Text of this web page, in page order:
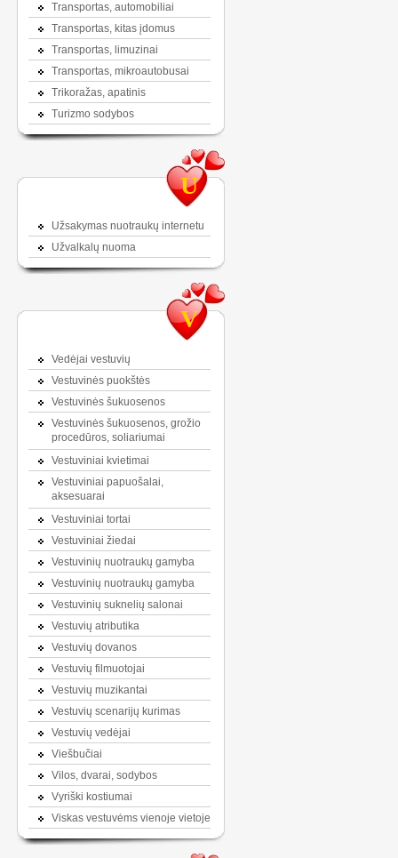
Transportas, automobiliai
Transportas, kitas įdomus
Transportas, limuzinai
Transportas, mikroautobusai
Trikoražas, apatinis
Turizmo sodybos
U
Užsakymas nuotraukų internetu
Užvalkalų nuoma
V
Vedėjai vestuvių
Vestuvinės puokštės
Vestuvinės šukuosenos
Vestuvinės šukuosenos, grožio
procedūros, soliariumai
Vestuviniai kvietimai
Vestuviniai papuošalai,
aksesuarai
Vestuviniai tortai
Vestuviniai žiedai
Vestuvinių nuotraukų gamyba
Vestuvinių nuotraukų gamyba
Vestuvinių suknelių salonai
Vestuvių atributika
Vestuvių dovanos
Vestuvių filmuotojai
Vestuvių muzikantai
Vestuvių scenarijų kurimas
Vestuvių vedėjai
Viešbučiai
Vilos, dvarai, sodybos
Vyriški kostiumai
Viskas vestuvėms vienoje vietoje